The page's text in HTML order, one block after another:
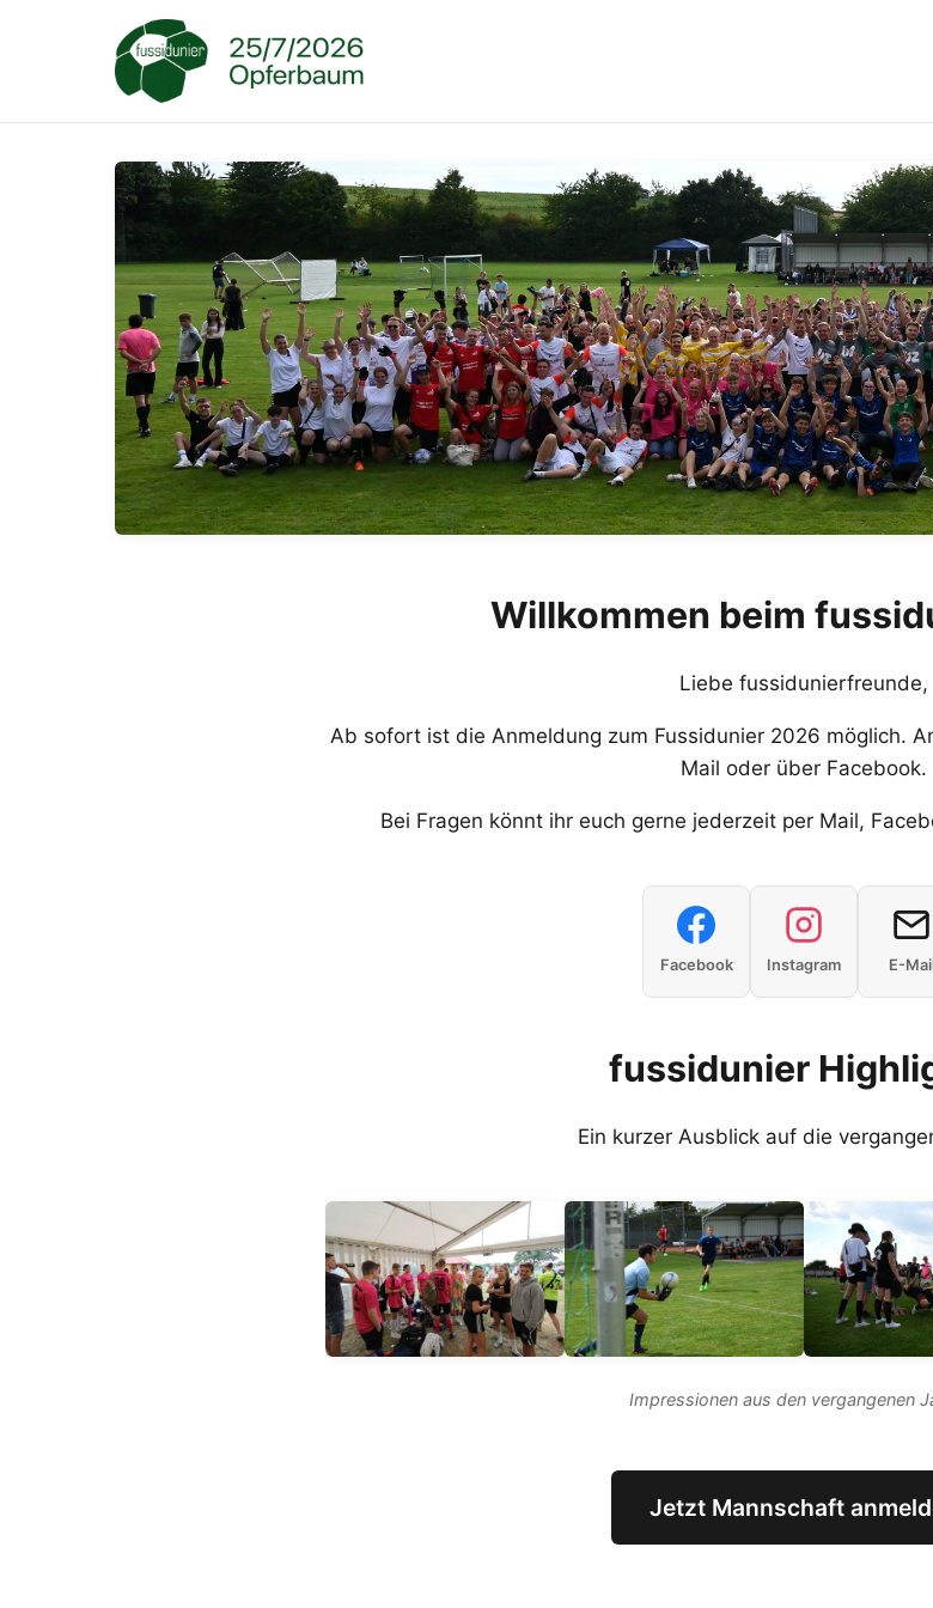
Willkommen beim
Liebe fussidunierfreunde,
Ab sofort ist die Anmeldung zum Fussidunier 2026 möglich.
Mail oder über Facebook.
Bei Fragen könnt ihr euch gerne jederzeit per Mail,
Facebook Instagram E-
fussidunier
Ein kurzer Ausblick auf die
Impressionen aus den vergangenen
Jetzt Mannschaft